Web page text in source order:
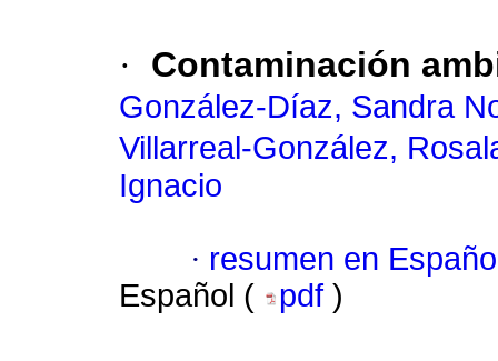
· Contaminación
González-Díaz, Sandra
Villarreal-González,
Ignacio
· resumen en
Español (
pdf )